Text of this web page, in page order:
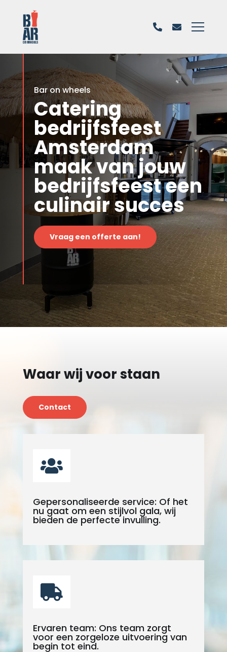
Bar on wheels
Catering
bedrijfsfeest
Amsterdam
maak van jouw
bedrijfsfeest een
culinair succes
Vraag een offerte aan!
Waar wij voor staan
Contact

Gepersonaliseerde service: Of het
nu gaat om een stijlvol gala, wij
bieden de perfecte invulling.

Ervaren team: Ons team zorgt
voor een zorgeloze uitvoering van
begin tot eind.